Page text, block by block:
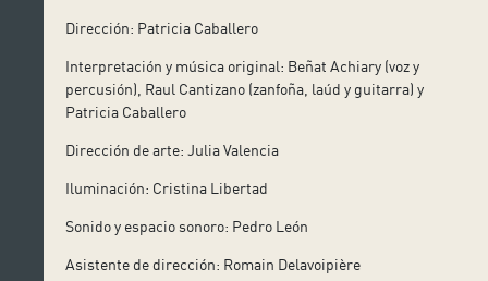
Dirección: Patricia Caballero
Interpretación y música original: Beñat Achiary (voz y
percusión), Raul Cantizano (zanfoña, laúd y guitarra) y
Patricia Caballero
Dirección de arte: Julia Valencia
Iluminación: Cristina Libertad
Sonido y espacio sonoro: Pedro León
Asistente de dirección: Romain Delavoipière